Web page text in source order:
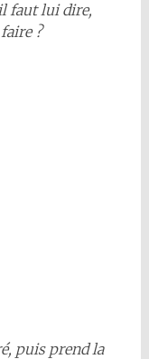
faut lui dire,
?
puis prend la